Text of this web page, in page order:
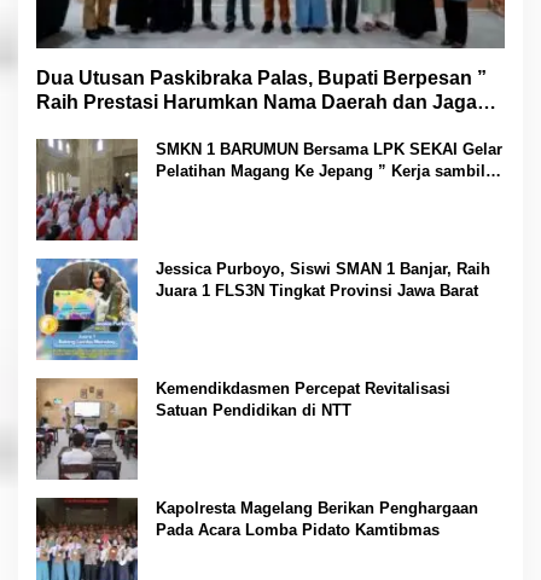
Dua Utusan Paskibraka Palas, Bupati Berpesan ”
Raih Prestasi Harumkan Nama Daerah dan Jaga
SMKN 1 BARUMUN Bersama LPK SEKAI Gelar
Pelatihan Magang Ke Jepang ” Kerja sambil
Jessica Purboyo, Siswi SMAN 1 Banjar, Raih
Juara 1 FLS3N Tingkat Provinsi Jawa Barat
Kemendikdasmen Percepat Revitalisasi
Satuan Pendidikan di NTT
Kapolresta Magelang Berikan Penghargaan
Pada Acara Lomba Pidato Kamtibmas